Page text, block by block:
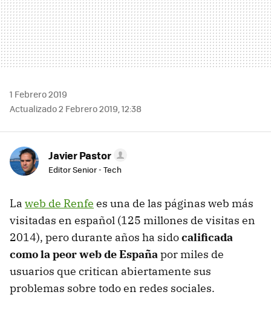
1 Febrero 2019
Actualizado 2 Febrero 2019, 12:38
Javier Pastor
Editor Senior - Tech
La web de Renfe es una de las páginas web más
visitadas en español (125 millones de visitas en
2014), pero durante años ha sidocalificada
como la peor web de Españapor miles de
usuarios que critican abiertamente sus
problemas sobre todo en redes sociales.